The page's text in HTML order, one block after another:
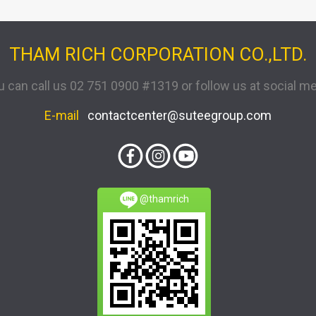
THAM RICH CORPORATION CO.,LTD.
can call us 02 751 0900 #1319 or follow us at social
E-mail contactcenter@suteegroup.com
@thamrich